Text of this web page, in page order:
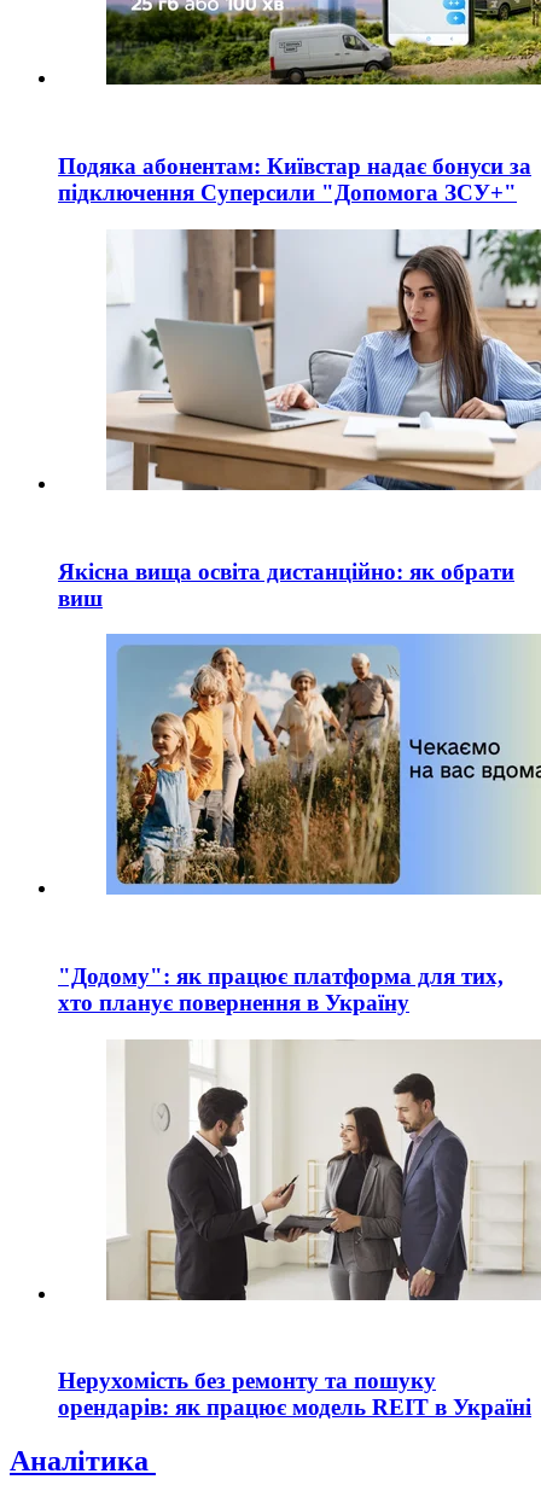
Подяка абонентам: Київстар надає бонуси за
підключення Суперсили "Допомога ЗСУ+"
Якісна вища освіта дистанційно: як обрати
виш
"Додому": як працює платформа для тих,
хто планує повернення в Україну
Нерухомість без ремонту та пошуку
орендарів: як працює модель REIT в Україні
Аналітика